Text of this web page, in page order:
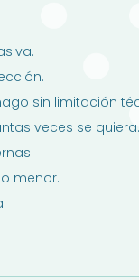
sin limitación
veces se quiera.
menor.